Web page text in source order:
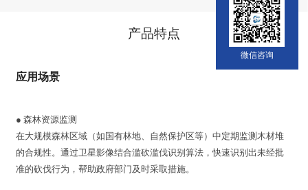
产品特点
应用场景
● 森林资源监测
在大规模森林区域（如国有林地、自然保护区等）中定期监测木材堆
的合规性。通过卫星影像结合滥砍滥伐识别算法，快速识别出未经批
准的砍伐行为，帮助政府部门及时采取措施。
微信咨询